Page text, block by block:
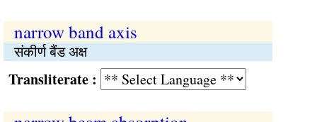
narrow band axis
संकीर्ण बैंड अक्ष
: